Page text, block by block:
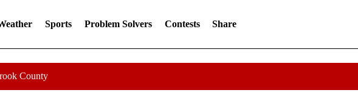
Sports Problem Solvers Contests Share
County